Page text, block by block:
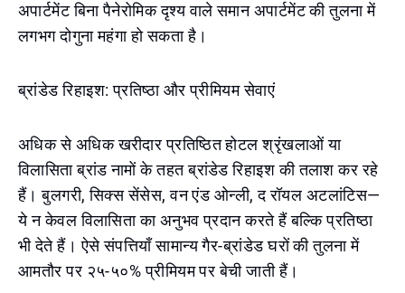
अपार्टमेंट बिना पैनेरोमिक दृश्य वाले समान अपार्टमेंट की तुलना में
लगभग दोगुना महंगा हो सकता है।
ब्रांडेड रिहाइश: प्रतिष्ठा और प्रीमियम सेवाएं
अधिक से अधिक खरीदार प्रतिष्ठित होटल श्रृंखलाओं या
विलासिता ब्रांड नामों के तहत ब्रांडेड रिहाइश की तलाश कर रहे
हैं। बुलगरी, सिक्स सेंसेस, वन एंड ओन्ली, द रॉयल अटलांटिस—
ये न केवल विलासिता का अनुभव प्रदान करते हैं बल्कि प्रतिष्ठा
भी देते हैं। ऐसे संपत्तियाँ सामान्य गैर-ब्रांडेड घरों की तुलना में
आमतौर पर २५-५०% प्रीमियम पर बेची जाती हैं।